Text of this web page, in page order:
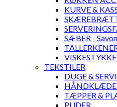
KURVE &
SÆBER -
TEKSTILER
DUGE &
TÆPPER &
PUDER